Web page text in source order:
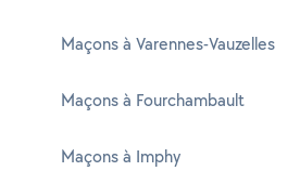
Maçons à Varennes-Vauzelles
Maçons à Fourchambault
Maçons à Imphy